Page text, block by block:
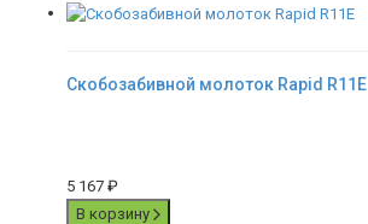
Скобозабивной молоток Rapid R11E
5 167 ₽
В корзину